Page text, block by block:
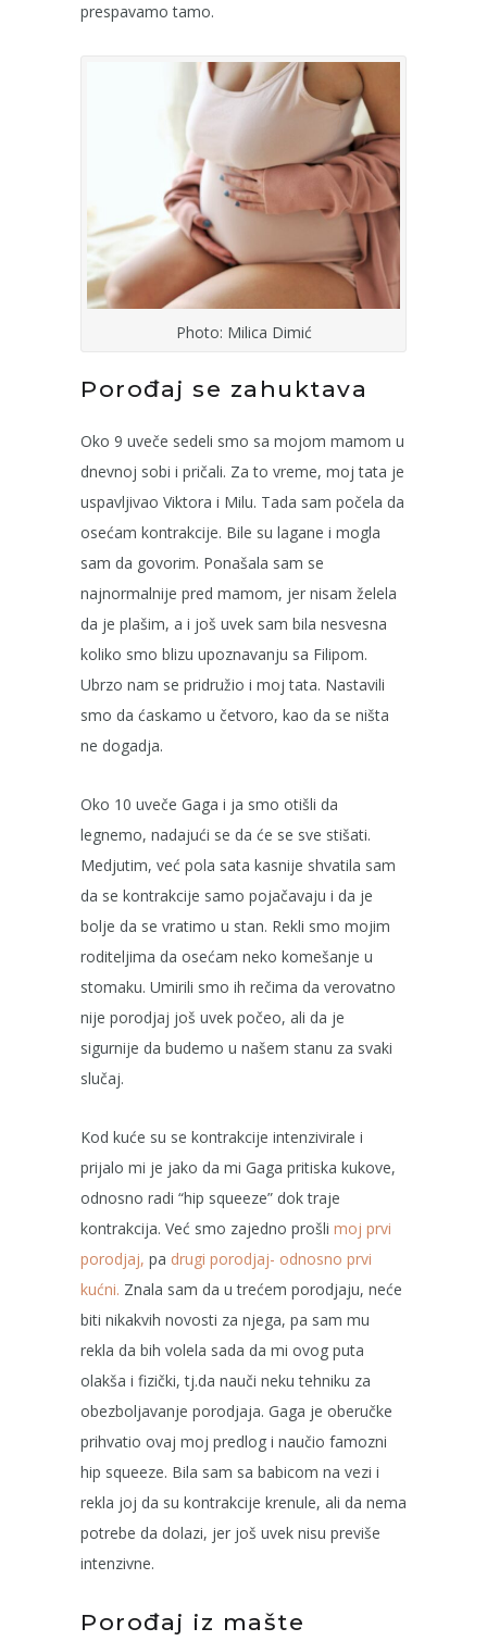
prespavamo tamo.
Photo: Milica Dimić
Porođaj se zahuktava
Oko 9 uveče sedeli smo sa mojom mamom u
dnevnoj sobi i pričali. Za to vreme, moj tata je
uspavljivao Viktora i Milu. Tada sam počela da
osećam kontrakcije. Bile su lagane i mogla
sam da govorim. Ponašala sam se
najnormalnije pred mamom, jer nisam želela
da je plašim, a i još uvek sam bila nesvesna
koliko smo blizu upoznavanju sa Filipom.
Ubrzo nam se pridružio i moj tata. Nastavili
smo da ćaskamo u četvoro, kao da se ništa
ne dogadja.
Oko 10 uveče Gaga i ja smo otišli da
legnemo, nadajući se da će se sve stišati.
Medjutim, već pola sata kasnije shvatila sam
da se kontrakcije samo pojačavaju i da je
bolje da se vratimo u stan. Rekli smo mojim
roditeljima da osećam neko komešanje u
stomaku. Umirili smo ih rečima da verovatno
nije porodjaj još uvek počeo, ali da je
sigurnije da budemo u našem stanu za svaki
slučaj.
Kod kuće su se kontrakcije intenzivirale i
prijalo mi je jako da mi Gaga pritiska kukove,
odnosno radi “hip squeeze” dok traje
kontrakcija. Već smo zajedno prošli moj prvi
porodjaj, pa drugi porodjaj- odnosno prvi
kućni. Znala sam da u trećem porodjaju, neće
biti nikakvih novosti za njega, pa sam mu
rekla da bih volela sada da mi ovog puta
olakša i fizički, tj.da nauči neku tehniku za
obezboljavanje porodjaja. Gaga je oberučke
prihvatio ovaj moj predlog i naučio famozni
hip squeeze. Bila sam sa babicom na vezi i
rekla joj da su kontrakcije krenule, ali da nema
potrebe da dolazi, jer još uvek nisu previše
intenzivne.
Porođaj iz mašte